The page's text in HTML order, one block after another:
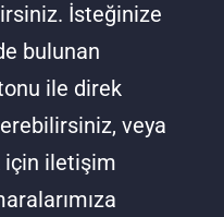
İsteğinize
bulunan
ile direk
veya
için iletişim